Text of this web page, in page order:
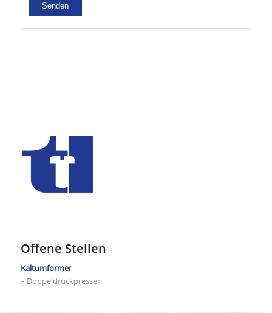
Offene Stellen
Kaltumformer
– Doppeldruckpresser